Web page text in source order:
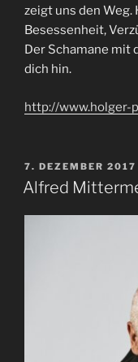
zeigt uns den Weg.
Besessenheit,
Der Schamane mit
dich hin.
http://www.holger-
VERÖFFENTLICHT
AM
7. DEZEMBER 2017
Alfred